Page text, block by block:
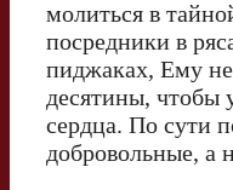
молиться в
посредники в
пиджаках, Ему
десятины, чтобы
сердца. По сути
добровольные, а